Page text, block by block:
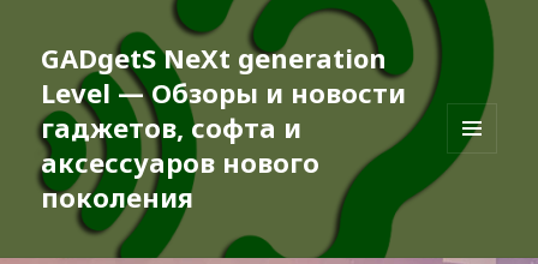
GADgetS NeXt generation
Level — Обзоры и новости
гаджетов, софта и
аксессуаров нового
поколения
МЕНЮ